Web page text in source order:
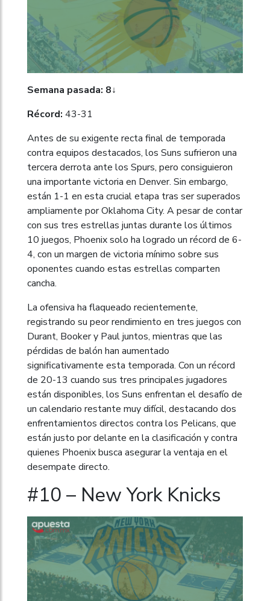
Semana pasada: 8↓
Récord: 43-31
Antes de su exigente recta final de temporada
contra equipos destacados, los Suns sufrieron una
tercera derrota ante los Spurs, pero consiguieron
una importante victoria en Denver. Sin embargo,
están 1-1 en esta crucial etapa tras ser superados
ampliamente por Oklahoma City. A pesar de contar
con sus tres estrellas juntas durante los últimos
10 juegos, Phoenix solo ha logrado un récord de 6-
4, con un margen de victoria mínimo sobre sus
oponentes cuando estas estrellas comparten
cancha.
La ofensiva ha flaqueado recientemente,
registrando su peor rendimiento en tres juegos con
Durant, Booker y Paul juntos, mientras que las
pérdidas de balón han aumentado
significativamente esta temporada. Con un récord
de 20-13 cuando sus tres principales jugadores
están disponibles, los Suns enfrentan el desafío de
un calendario restante muy difícil, destacando dos
enfrentamientos directos contra los Pelicans, que
están justo por delante en la clasificación y contra
quienes Phoenix busca asegurar la ventaja en el
desempate directo.
#10 – New York Knicks